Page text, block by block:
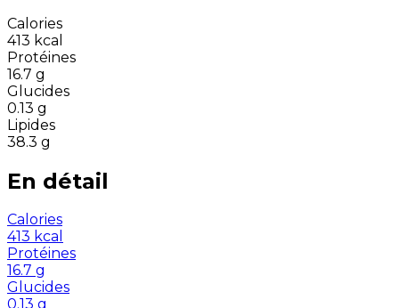
Calories
413 kcal
Protéines
16.7 g
Glucides
0.13 g
Lipides
38.3 g
En détail
Calories
413 kcal
Protéines
16.7 g
Glucides
0.13 g